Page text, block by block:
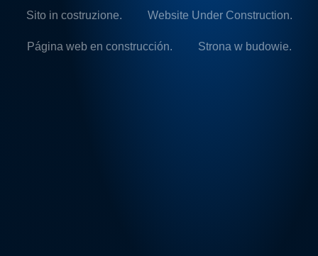
Sito in costruzione. Website Under Construction.
Página web en construcción. Strona w budowie.